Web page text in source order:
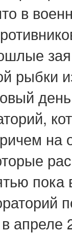
в
рыбки
пока